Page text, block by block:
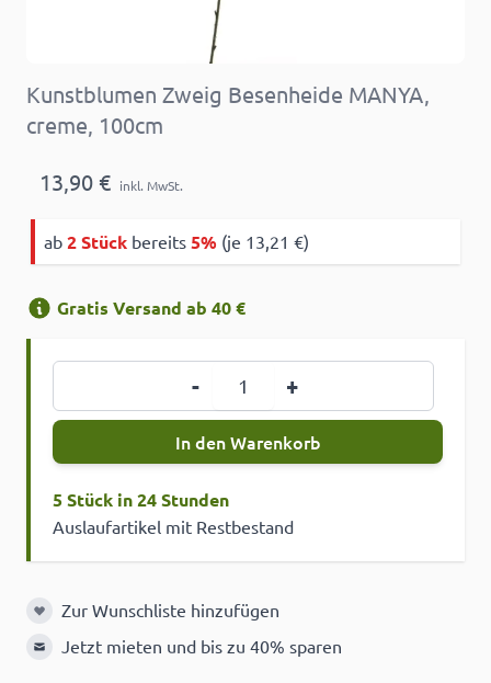
Kunstblumen Zweig Besenheide MANYA,
creme, 100cm
13,90 € inkl. MwSt.
ab 2 Stück bereits 5% (je 13,21 €)
Gratis Versand ab 40 €
- +
In den Warenkorb
5 Stück in 24 Stunden
Auslaufartikel mit Restbestand
Zur Wunschliste hinzufügen
Zur Wunschliste hinzufügen
Jetzt mieten und bis zu 40% sparen